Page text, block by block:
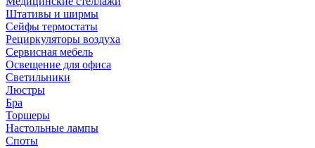
Штативы и ширмы
Сейфы термостаты
Рециркуляторы воздуха
Сервисная мебель
Освещение для офиса
Светильники
Люстры
Бра
Торшеры
Настольные лампы
Споты